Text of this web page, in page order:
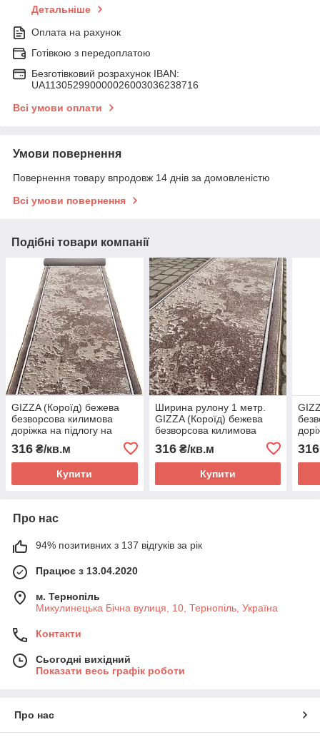
Детальніше
Оплата на рахунок
Готівкою з передоплатою
Безготівковий розрахунок IBAN:
UA113052990000026003036238716
Всі умови оплати
Умови повернення
Повернення товару впродовж 14 днів за домовленістю
Всі умови повернення
Подібні товари компанії
GIZZA (Короїд) бежева
безворсова килимова
доріжка на підлогу на
коридор, кухню. Ширина
рулону 1.4 метр
316 ₴/кв.м
Купити
Ширина рулону 1 метр.
GIZZA (Короїд) бежева
безворсова килимова
повстяній основі в
коридор, кухню.
316₴/кв.м
Купити
316
Про нас
94% позитивних з 137 відгуків за рік
Працює з 13.04.2020
м. Тернопіль
Микулинецька Бічна вулиця, 10, Тернопіль, Україна
Контакти
Сьогодні вихідний
Показати весь графік роботи
Про нас